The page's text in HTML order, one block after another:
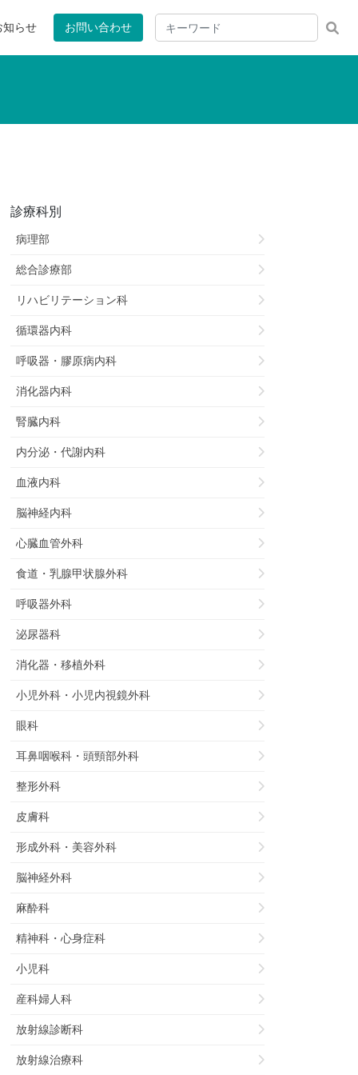
知らせ お問い合わせ
診療科別
病理部
総合診療部
リハビリテーション科
循環器内科
呼吸器・膠原病内科
消化器内科
腎臓内科
内分泌・代謝内科
血液内科
脳神経内科
心臓血管外科
食道・乳腺甲状腺外科
呼吸器外科
泌尿器科
消化器・移植外科
小児外科・小児内視鏡外科
眼科
耳鼻咽喉科・頭頸部外科
整形外科
皮膚科
形成外科・美容外科
脳神経外科
麻酔科
精神科・心身症科
小児科
産科婦人科
放射線診断科
放射線治療科